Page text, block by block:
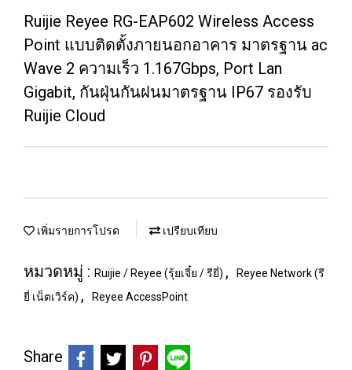
Ruijie Reyee RG-EAP602 Wireless Access
Point แบบติดตั้งภายนอกอาคาร มาตรฐาน ac
Wave 2 ความเร็ว 1.167Gbps, Port Lan
Gigabit, กันฝุ่นกันฝนมาตรฐาน IP67 รองรับ
Ruijie Cloud
เพิ่มรายการโปรด เปรียบเทียบ
หมวดหมู่ : Ruijie / Reyee (รุ้ยเจี๋ย / รียี่) ,
Reyee Network (รี
ยี่ เน็ตเวิร์ค) , Reyee AccessPoint
Share